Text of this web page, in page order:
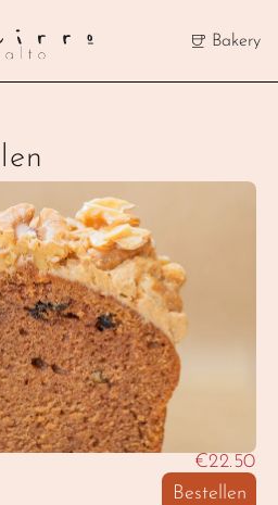
Bakery
€22.50
Bestellen